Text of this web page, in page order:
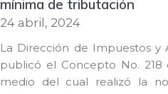
mínima de tributación
24 abril, 2024
La Dirección de Impuestos y
publicó el Concepto No.
medio del cual realizó la